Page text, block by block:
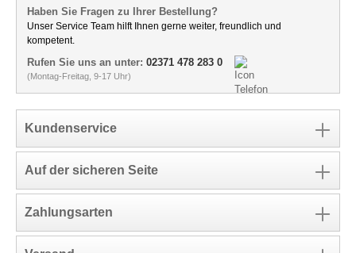
Haben Sie Fragen zu Ihrer Bestellung?
Unser Service Team hilft Ihnen gerne weiter, freundlich und
kompetent.
Rufen Sie uns an unter: 02371 478 283 0
(Montag-Freitag, 9-17 Uhr)
Kundenservice
Auf der sicheren Seite
Zahlungsarten